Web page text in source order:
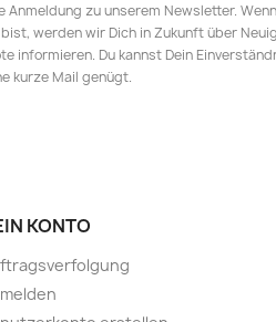
Anmeldung zu unserem Newsletter.
werden wir Dich in Zukunft über
informieren. Du kannst Dein
kurze Mail genügt.
KONTO